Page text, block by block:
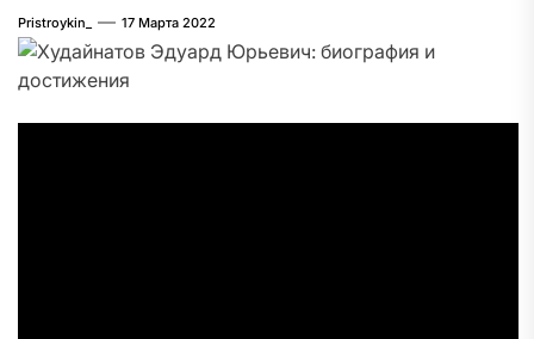
Pristroykin_ 17 Марта 2022